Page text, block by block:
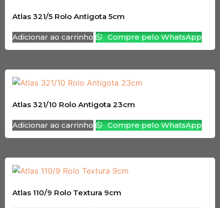
Atlas 321/5 Rolo Antigota 5cm
Adicionar ao carrinho Compre pelo WhatsApp
Atlas 321/10 Rolo Antigota 23cm
Adicionar ao carrinho Compre pelo WhatsApp
Atlas 110/9 Rolo Textura 9cm